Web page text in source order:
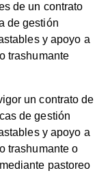
de un contrato
de gestión
y apoyo a
trashumante
un contrato de
de gestión
y apoyo a
trashumante o
pastoreo